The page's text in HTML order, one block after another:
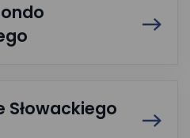
Słowackiego